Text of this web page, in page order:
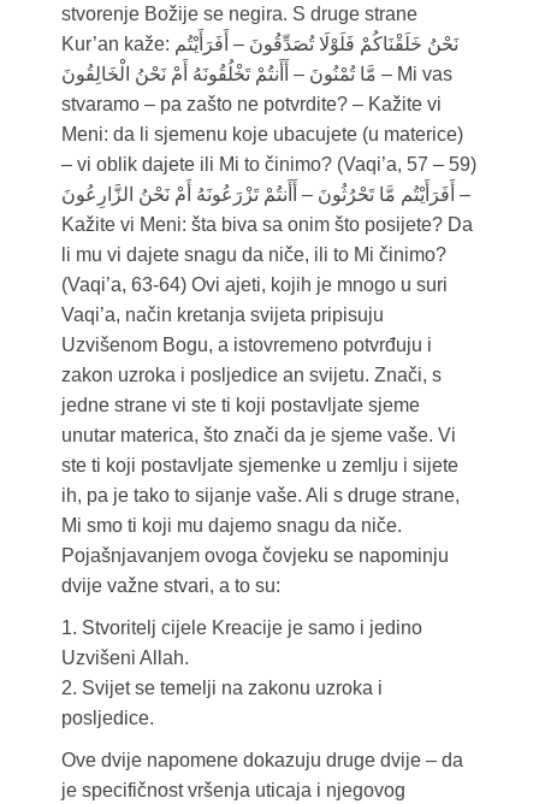
stvorenje Božije se negira. S druge strane
Kur’an kaže: نَحْنُ خَلَقْنَاكُمْ فَلَوْلَا تُصَدِّقُونَ – أَفَرَأَيْتُم
مَّا تُمْنُونَ – أَأَنتُمْ تَخْلُقُونَهُ أَمْ نَحْنُ الْخَالِقُونَ – Mi vas
stvaramo – pa zašto ne potvrdite? – Kažite vi
Meni: da li sjemenu koje ubacujete (u materice)
– vi oblik dajete ili Mi to činimo? (Vaqi’a, 57 – 59)
أَفَرَأَيْتُم مَّا تَحْرُثُونَ – أَأَنتُمْ تَزْرَعُونَهُ أَمْ نَحْنُ الزَّارِعُونَ –
Kažite vi Meni: šta biva sa onim što posijete? Da
li mu vi dajete snagu da niče, ili to Mi činimo?
(Vaqi’a, 63-64) Ovi ajeti, kojih je mnogo u suri
Vaqi’a, način kretanja svijeta pripisuju
Uzvišenom Bogu, a istovremeno potvrđuju i
zakon uzroka i posljedice an svijetu. Znači, s
jedne strane vi ste ti koji postavljate sjeme
unutar materica, što znači da je sjeme vaše. Vi
ste ti koji postavljate sjemenke u zemlju i sijete
ih, pa je tako to sijanje vaše. Ali s druge strane,
Mi smo ti koji mu dajemo snagu da niče.
Pojašnjavanjem ovoga čovjeku se napominju
dvije važne stvari, a to su:
1. Stvoritelj cijele Kreacije je samo i jedino
Uzvišeni Allah.
2. Svijet se temelji na zakonu uzroka i
posljedice.
Ove dvije napomene dokazuju druge dvije – da
je specifičnost vršenja uticaja i njegovog